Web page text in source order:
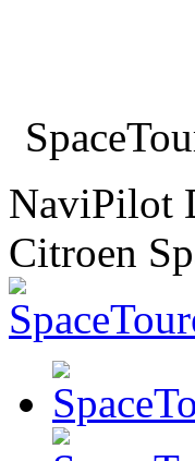
NaviPilot
Citroen